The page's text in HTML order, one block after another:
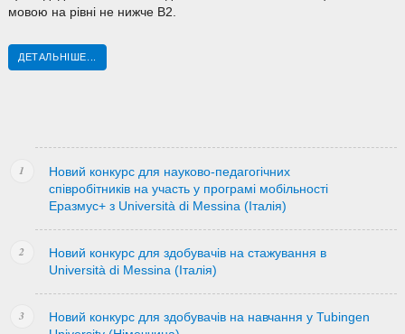
мовою на рівні не нижче B2.
ДЕТАЛЬНІШЕ...
Новий конкурс для науково-педагогічних
співробітників на участь у програмі мобільності
Еразмус+ з Università di Messina (Італія)
Новий конкурс для здобувачів на стажування в
Università di Messina (Італія)
Новий конкурс для здобувачів на навчання у Tubingen